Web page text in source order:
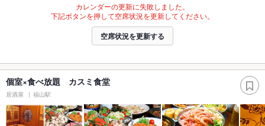
カレンダーの更新に失敗しました。
下記ボタンを押して空席状況を更新してください。
空席状況を更新する
個室×食べ放題 カスミ食堂
居酒屋 福山駅